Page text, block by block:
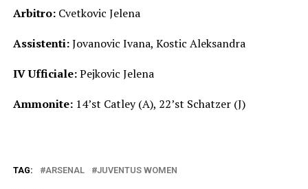
Arbitro:Cvetkovic Jelena
Assistenti:Jovanovic Ivana, Kostic Aleksandra
IV Ufficiale:Pejkovic Jelena
Ammonite:14’st Catley (A), 22’st Schatzer (J)
TAG: ARSENAL JUVENTUS WOMEN